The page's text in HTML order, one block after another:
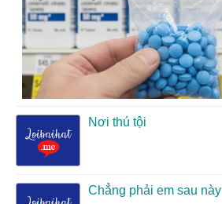
Nơi thú tội
Chẳng phải em sau này